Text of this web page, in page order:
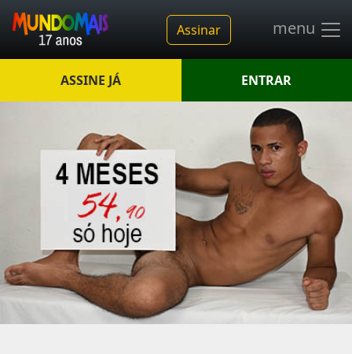
Assinar menu
ASSINE JÁ ENTRAR